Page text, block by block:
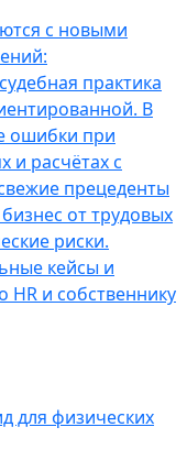
с новыми
практика
В
ошибки при
и расчётах с
прецеденты
от трудовых
риски.
кейсы и
и собственнику
для физических